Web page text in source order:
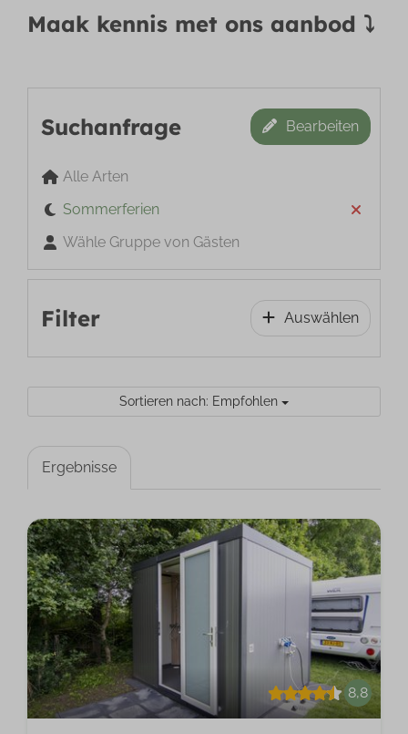
Maak kennis met ons aanbod ⤵
Suchanfrage Bearbeiten
Alle Arten
Sommerferien
Wähle Gruppe von Gästen
Filter Auswählen
Sortieren nach: Empfohlen
Ergebnisse
8,8